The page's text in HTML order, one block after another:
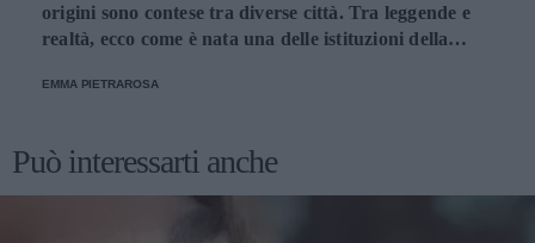
origini sono contese tra diverse città. Tra leggende e
realtà, ecco come è nata una delle istituzioni della
EMMA PIETRAROSA
Può interessarti anche